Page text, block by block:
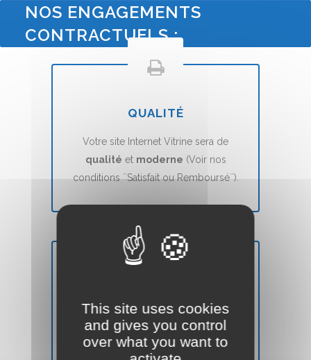
NOS ENGAGEMENTS
CONTRACTUELS :
QUALITÉ
Votre site Internet Vitrine sera de
qualité et moderne (Voir nos
conditions ``Satisfait ou Remboursé``).
Votre site Web Vitrine sera mis en ligne
en7 jours(voir nos CGVs).
This site uses cookies
and gives you control
over what you want to